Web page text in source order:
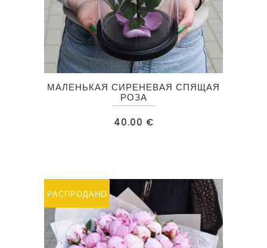
МАЛЕНЬКАЯ СИРЕНЕВАЯ СПЯЩАЯ
РОЗА
40.00 €
РАСПРОДАЖА
РАСПРОДАНО